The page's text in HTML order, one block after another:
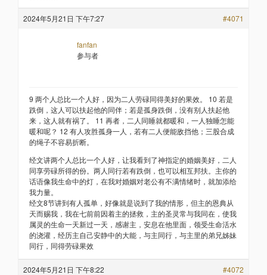
2024年5月21日 下午7:27 #4071
fanfan
参与者
9 两个人总比一个人好，因为二人劳碌同得美好的果效。 10 若是
跌倒，这人可以扶起他的同伴；若是孤身跌倒，没有别人扶起他
来，这人就有祸了。 11 再者，二人同睡就都暖和，一人独睡怎能
暖和呢？ 12 有人攻胜孤身一人，若有二人便能敌挡他；三股合成
的绳子不容易折断。
经文讲两个人总比一个人好，让我看到了神指定的婚姻美好，二人
同享劳碌所得的份。两人同行若有跌倒，也可以相互邦扶。主你的
话语像我生命中的灯，在我对婚姻对老公有不满情绪时，就加添给
我力量。
经文8节讲到有人孤单，好像就是说到了我的情形，但主的恩典从
天而赐我，我在七前前因着主的拯救，主的圣灵常与我同在，使我
属灵的生命一天新过一天，感谢主，安息在他里面，领受生命活水
的浇灌，经历主自己安静中的大能，与主同行，与主里的弟兄姊妹
同行，同得劳碌果效
2024年5月21日 下午8:22 #4072